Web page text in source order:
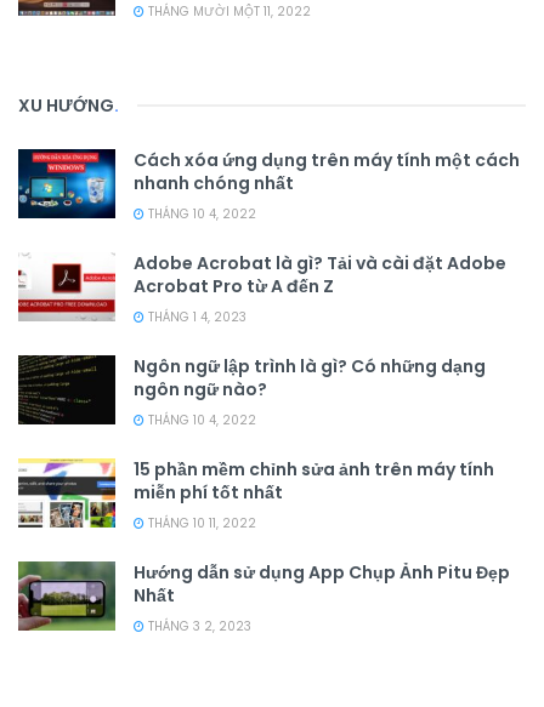
THÁNG MƯỜI MỘT 11, 2022
XU HƯỚNG.
Cách xóa ứng dụng trên máy tính một cách
nhanh chóng nhất
THÁNG 10 4, 2022
Adobe Acrobat là gì? Tải và cài đặt Adobe
Acrobat Pro từ A đến Z
THÁNG 1 4, 2023
Ngôn ngữ lập trình là gì? Có những dạng
ngôn ngữ nào?
THÁNG 10 4, 2022
15 phần mềm chỉnh sửa ảnh trên máy tính
miễn phí tốt nhất
THÁNG 10 11, 2022
Hướng dẫn sử dụng App Chụp Ảnh Pitu Đẹp
Nhất
THÁNG 3 2, 2023